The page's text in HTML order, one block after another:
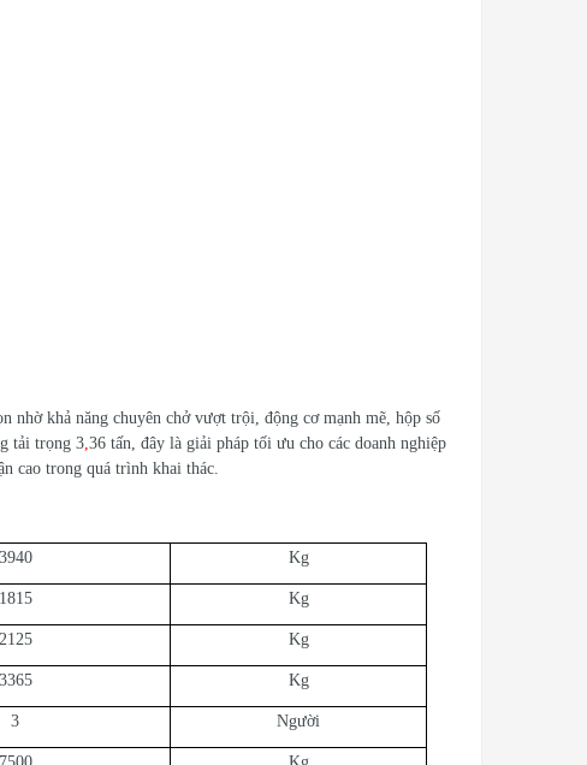
nhờ khả năng chuyên chở vượt trội, động cơ mạnh mẽ, hộp số
tải trọng 3,36 tấn, đây là giải pháp tối ưu cho các doanh nghiệp
cao trong quá trình khai thác.
3940 Kg
1815 Kg
2125 Kg
3365 Kg
3 Người